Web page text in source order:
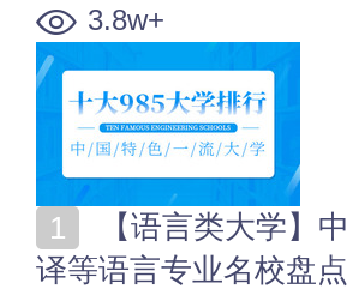
3.8w+
译等语言专业名校盘点